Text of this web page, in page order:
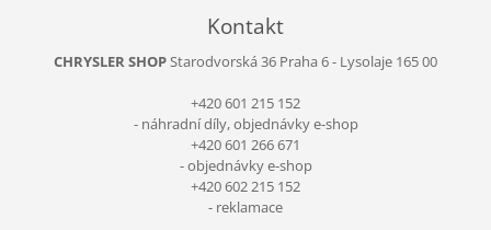
Kontakt
CHRYSLER SHOPStarodvorská 36 Praha 6 - Lysolaje 165 00
+420 601 215 152
- náhradní díly, objednávky e-shop
+420 601 266 671
- objednávky e-shop
+420 602 215 152
- reklamace